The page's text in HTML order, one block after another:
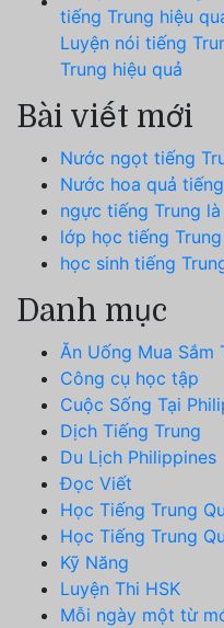
Luyện nói tiếng
Trung hiệu quả
Bài viết mới
Nước ngọt tiếng
Nước hoa quả
ngực tiếng Trung
lớp học tiếng
học sinh tiếng
Danh mục
Ăn Uống Mua Sắm
Công cụ học tập
Cuộc Sống Tại
Dịch Tiếng Trung
Du Lịch Philippines
Đọc Viết
Học Tiếng Trung
Học Tiếng Trung
Kỹ Năng
Luyện Thi HSK
Mỗi ngày một từ